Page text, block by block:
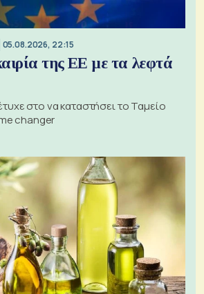
05.08.2026, 22:15
της ΕΕ με τα λεφτά
στο να καταστήσει το Ταμείο
changer